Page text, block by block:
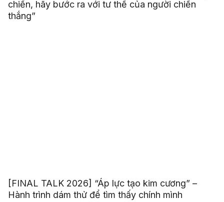
chiến, hãy bước ra với tư thế của người chiến
thắng”
[FINAL TALK 2026] “Áp lực tạo kim cương” –
Hành trình dám thử để tìm thấy chính mình